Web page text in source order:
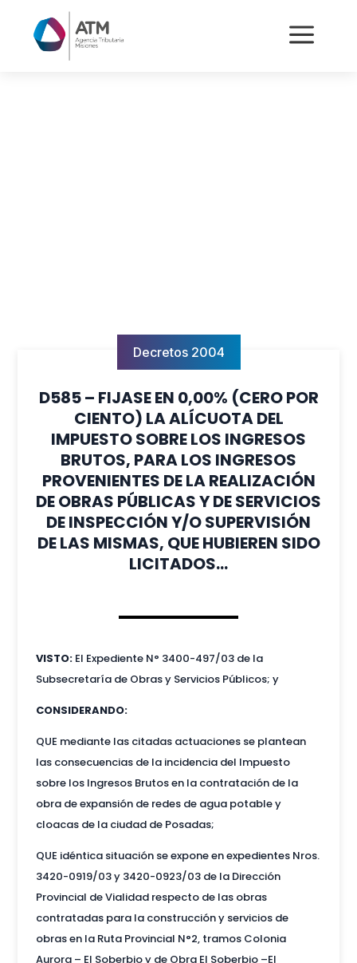
a
Decretos 2004
D585 – FIJASE EN 0,00% (CERO POR
CIENTO) LA ALÍCUOTA DEL
IMPUESTO SOBRE LOS INGRESOS
BRUTOS, PARA LOS INGRESOS
PROVENIENTES DE LA REALIZACIÓN
DE OBRAS PÚBLICAS Y DE SERVICIOS
DE INSPECCIÓN Y/O SUPERVISIÓN
DE LAS MISMAS, QUE HUBIEREN SIDO
LICITADOS…
VISTO:El Expediente N° 3400-497/03 de la
Subsecretaría de Obras y Servicios Públicos; y
CONSIDERANDO:
QUE mediante las citadas actuaciones se plantean
las consecuencias de la incidencia del Impuesto
sobre los Ingresos Brutos en la contratación de la
obra de expansión de redes de agua potable y
cloacas de la ciudad de Posadas;
QUE idéntica situación se expone en expedientes Nros.
3420-0919/03 y 3420-0923/03 de la Dirección
Provincial de Vialidad respecto de las obras
contratadas para la construcción y servicios de
obras en la Ruta Provincial N°2, tramos Colonia
Aurora – El Soberbio y de Obra El Soberbio –El